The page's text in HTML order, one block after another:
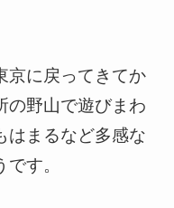
京に戻ってきてか
の野山で遊びまわ
はまるなど多感な
す。